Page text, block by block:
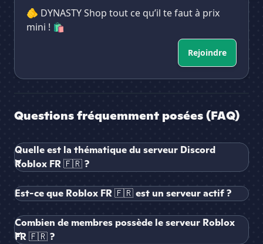
🫵 DYNASTY Shop tout ce qu’il te faut à prix
mini ! 🛍️
Rejoindre
Questions fréquemment posées (FAQ)
Quelle est la thématique du serveur Discord
Roblox FR 🇫🇷 ?
Est-ce que Roblox FR 🇫🇷 est un serveur actif ?
Combien de membres possède le serveur Roblox
FR 🇫🇷 ?